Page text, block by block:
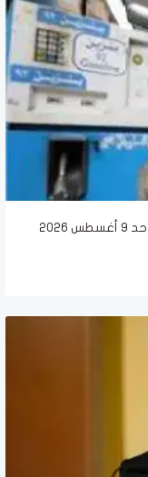
اللتر بكام.. ننشر أسعار البنزين والسولار اليوم الأحد 9 أغسطس 2026